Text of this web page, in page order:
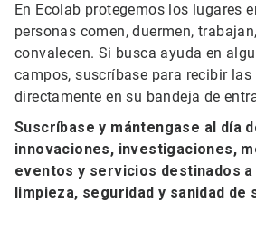
En Ecolab protegemos los lugares
personas comen, duermen,
convalecen. Si busca ayuda en
campos, suscríbase para recibir
directamente en su bandeja de
Suscríbase y mántengase al día
innovaciones, investigaciones,
eventos y servicios destinados
limpieza, seguridad y sanidad de